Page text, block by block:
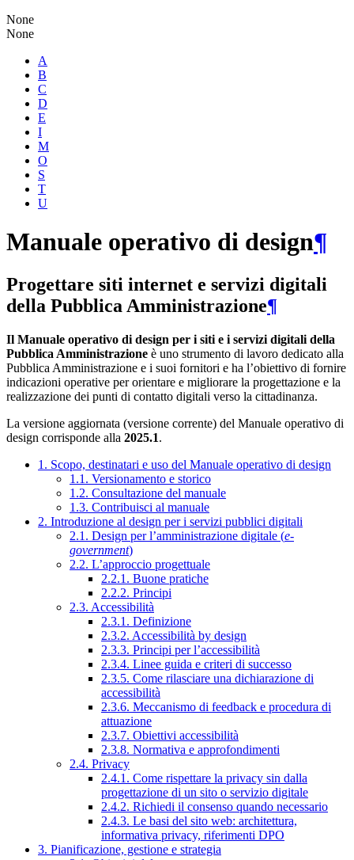
None
None
A
B
C
D
E
I
M
O
S
T
U
Manuale operativo di design¶
Progettare siti internet e servizi digitali
della Pubblica Amministrazione¶
Il Manuale operativo di design per i siti e i servizi digitali della
Pubblica Amministrazione è uno strumento di lavoro dedicato alla
Pubblica Amministrazione e i suoi fornitori e ha l’obiettivo di fornire
indicazioni operative per orientare e migliorare la progettazione e la
realizzazione dei punti di contatto digitali verso la cittadinanza.
La versione aggiornata (versione corrente) del Manuale operativo di
design corrisponde alla 2025.1.
1. Scopo, destinatari e uso del Manuale operativo di design
1.1. Versionamento e storico
1.2. Consultazione del manuale
1.3. Contribuisci al manuale
2. Introduzione al design per i servizi pubblici digitali
2.1. Design per l’amministrazione digitale (e-
government)
2.2. L’approccio progettuale
2.2.1. Buone pratiche
2.2.2. Principi
2.3. Accessibilità
2.3.1. Definizione
2.3.2. Accessibilità by design
2.3.3. Principi per l’accessibilità
2.3.4. Linee guida e criteri di successo
2.3.5. Come rilasciare una dichiarazione di
accessibilità
2.3.6. Meccanismo di feedback e procedura di
attuazione
2.3.7. Obiettivi accessibilità
2.3.8. Normativa e approfondimenti
2.4. Privacy
2.4.1. Come rispettare la privacy sin dalla
progettazione di un sito o servizio digitale
2.4.2. Richiedi il consenso quando necessario
2.4.3. Le basi del sito web: architettura,
informativa privacy, riferimenti DPO
3. Pianificazione, gestione e strategia